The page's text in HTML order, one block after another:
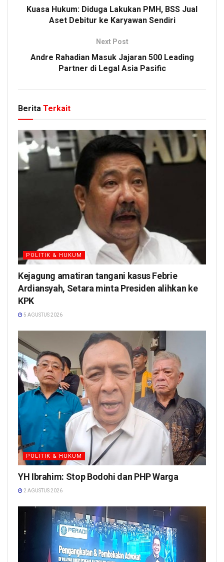
Kuasa Hukum: Diduga Lakukan PMH, BSS Jual
Aset Debitur ke Karyawan Sendiri
Next Post
Andre Rahadian Masuk Jajaran 500 Leading
Partner di Legal Asia Pasific
Berita Terkait
POLITIK & HUKUM
Kejagung amatiran tangani kasus Febrie
Ardiansyah, Setara minta Presiden alihkan ke
KPK
5 AGUSTUS 2026
POLITIK & HUKUM
YH Ibrahim: Stop Bodohi dan PHP Warga
2 AGUSTUS 2026